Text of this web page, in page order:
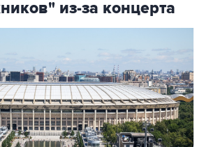
из-за концерта